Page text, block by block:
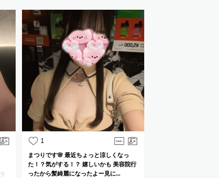
1
まつりです🌸 最近ちょっと涼しくなっ
た！？気がする！？ 嬉しいかも 美容院行
ったから髪綺麗になったよー見に...